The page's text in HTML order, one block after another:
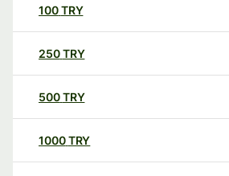
100TRY
250TRY
500TRY
1000TRY